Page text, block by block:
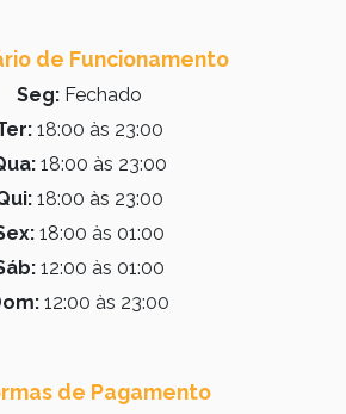
de Funcionamento
Seg:Fechado
18:00 às 23:00
18:00 às 23:00
18:00 às 23:00
18:00 às 01:00
12:00 às 01:00
12:00 às 23:00
de Pagamento